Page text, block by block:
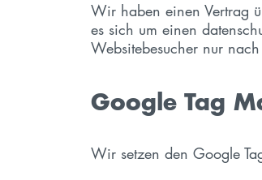
Wir haben einen Vertrag
es sich um einen
Websitebesucher nur
Google Tag
Wir setzen den Google